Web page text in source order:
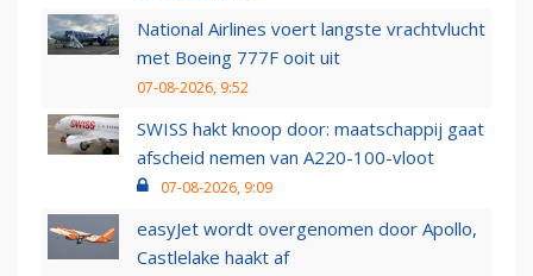
National Airlines voert langste vrachtvlucht
met Boeing 777F ooit uit
07-08-2026, 9:52
SWISS hakt knoop door: maatschappij gaat
afscheid nemen van A220-100-vloot
07-08-2026, 9:09
easyJet wordt overgenomen door Apollo,
Castlelake haakt af